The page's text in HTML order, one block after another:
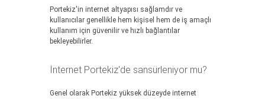
Portekiz'in internet altyapısı sağlamdır ve
kullanıcılar genellikle hem kişisel hem de iş amaçlı
kullanım için güvenilir ve hızlı bağlantılar
bekleyebilirler.
İnternet Portekiz'de sansürleniyor mu?
Genel olarak Portekiz yüksek düzeyde internet